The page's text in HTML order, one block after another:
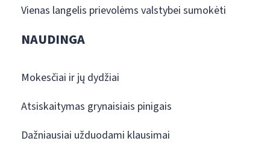
Vienas langelis prievolėms valstybei sumokėti
NAUDINGA
Mokesčiai ir jų dydžiai
Atsiskaitymas grynaisiais pinigais
Dažniausiai užduodami klausimai